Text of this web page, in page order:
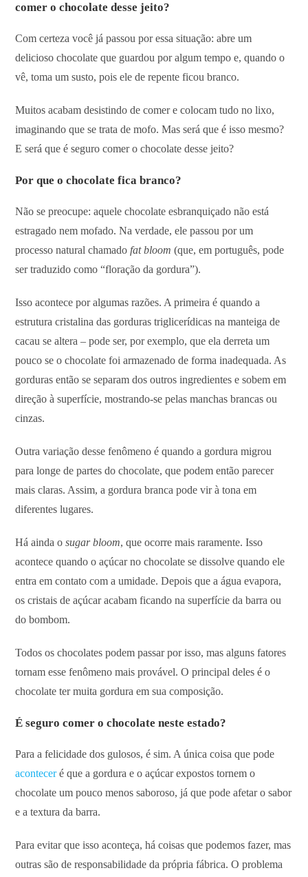
comer o chocolate desse jeito?
Com certeza você já passou por essa situação: abre um
delicioso chocolate que guardou por algum tempo e, quando o
vê, toma um susto, pois ele de repente ficou branco.
Muitos acabam desistindo de comer e colocam tudo no lixo,
imaginando que se trata de mofo. Mas será que é isso mesmo?
E será que é seguro comer o chocolate desse jeito?
Por que o chocolate fica branco?
Não se preocupe: aquele chocolate esbranquiçado não está
estragado nem mofado. Na verdade, ele passou por um
processo natural chamado fat bloom (que, em português, pode
ser traduzido como “floração da gordura”).
Isso acontece por algumas razões. A primeira é quando a
estrutura cristalina das gorduras triglicerídicas na manteiga de
cacau se altera – pode ser, por exemplo, que ela derreta um
pouco se o chocolate foi armazenado de forma inadequada. As
gorduras então se separam dos outros ingredientes e sobem em
direção à superfície, mostrando-se pelas manchas brancas ou
cinzas.
Outra variação desse fenômeno é quando a gordura migrou
para longe de partes do chocolate, que podem então parecer
mais claras. Assim, a gordura branca pode vir à tona em
diferentes lugares.
Há ainda osugar bloom, que ocorre mais raramente. Isso
acontece quando o açúcar no chocolate se dissolve quando ele
entra em contato com a umidade. Depois que a água evapora,
os cristais de açúcar acabam ficando na superfície da barra ou
do bombom.
Todos os chocolates podem passar por isso, mas alguns fatores
tornam esse fenômeno mais provável. O principal deles é o
chocolate ter muita gordura em sua composição.
É seguro comer o chocolate neste estado?
Para a felicidade dos gulosos, é sim. A única coisa que pode
aconteceré que a gordura e o açúcar expostos tornem o
chocolate um pouco menos saboroso, já que pode afetar o sabor
e a textura da barra.
Para evitar que isso aconteça, há coisas que podemos fazer, mas
outras são de responsabilidade da própria fábrica. O problema